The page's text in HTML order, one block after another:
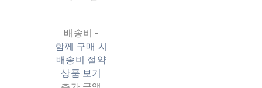
배송비 -
함께 구매 시
배송비 절약
상품 보기